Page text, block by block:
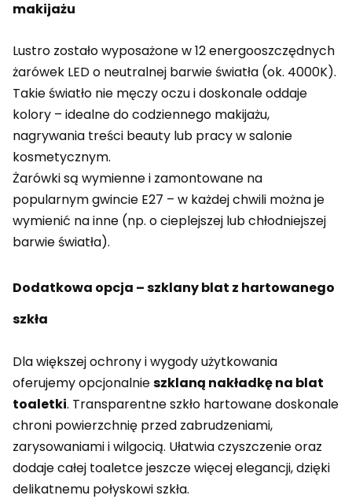
makijażu
Lustro zostało wyposażone w 12 energooszczędnych
żarówek LED o neutralnej barwie światła (ok. 4000K).
Takie światło nie męczy oczu i doskonale oddaje
kolory – idealne do codziennego makijażu,
nagrywania treści beauty lub pracy w salonie
kosmetycznym.
Żarówki są wymienne i zamontowane na
popularnym gwincie E27 – w każdej chwili można je
wymienić na inne (np. o cieplejszej lub chłodniejszej
barwie światła).
Dodatkowa opcja – szklany blat z hartowanego
szkła
Dla większej ochrony i wygody użytkowania
oferujemy opcjonalnieszklaną nakładkę na blat
toaletki. Transparentne szkło hartowane doskonale
chroni powierzchnię przed zabrudzeniami,
zarysowaniami i wilgocią. Ułatwia czyszczenie oraz
dodaje całej toaletce jeszcze więcej elegancji, dzięki
delikatnemu połyskowi szkła.